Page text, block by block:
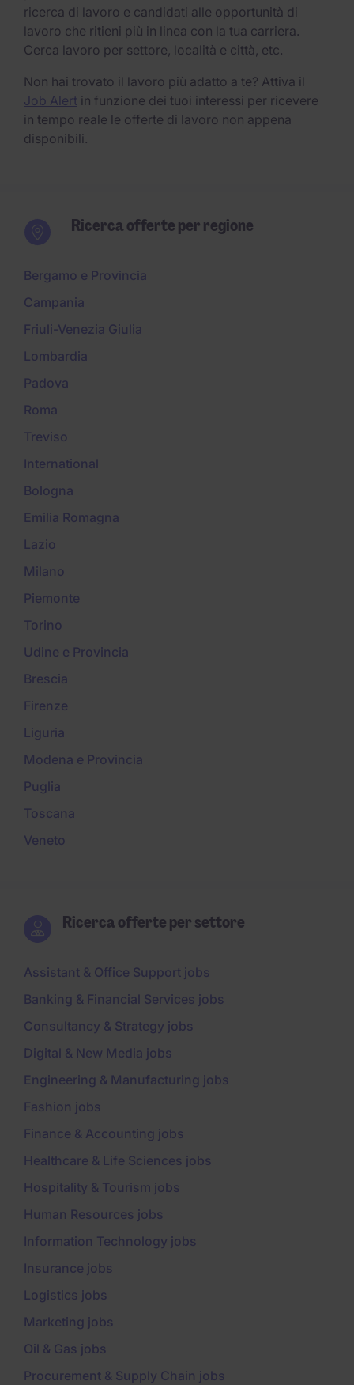
ricerca di lavoro e candidati alle opportunità di
lavoro che ritieni più in linea con la tua carriera.
Cerca lavoro per settore, località e città, etc.
Non hai trovato il lavoro più adatto a te? Attiva il
Job Alert in funzione dei tuoi interessi per ricevere
in tempo reale le offerte di lavoro non appena
disponibili.
Ricerca offerte per regione
Bergamo e Provincia
Campania
Friuli-Venezia Giulia
Lombardia
Padova
Roma
Treviso
International
Bologna
Emilia Romagna
Lazio
Milano
Piemonte
Torino
Udine e Provincia
Brescia
Firenze
Liguria
Modena e Provincia
Puglia
Toscana
Veneto
Ricerca offerte per settore
Assistant & Office Support jobs
Banking & Financial Services jobs
Consultancy & Strategy jobs
Digital & New Media jobs
Engineering & Manufacturing jobs
Fashion jobs
Finance & Accounting jobs
Healthcare & Life Sciences jobs
Hospitality & Tourism jobs
Human Resources jobs
Information Technology jobs
Insurance jobs
Logistics jobs
Marketing jobs
Oil & Gas jobs
Procurement & Supply Chain jobs